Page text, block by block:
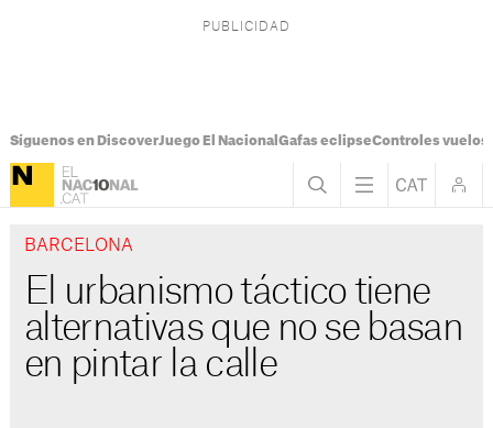
Síguenos en DiscoverJuego El Nacional Gafas eclipseControles vuelos
BARCELONA
El urbanismo táctico tiene
alternativas que no se basan
en pintar la calle